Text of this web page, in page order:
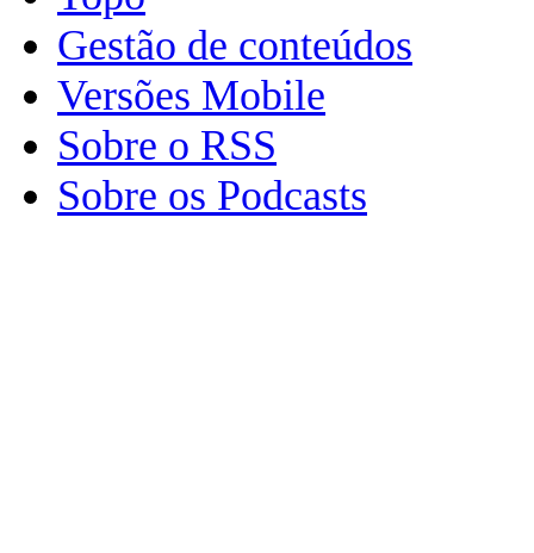
Gestão de conteúdos
Versões Mobile
Sobre o RSS
Sobre os Podcasts